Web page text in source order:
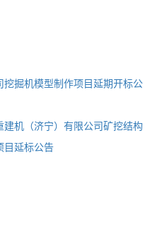
掘机模型制作项目延期开标公
机（济宁）有限公司矿挖结构
目延标公告